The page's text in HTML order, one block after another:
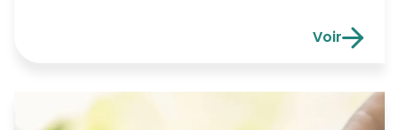
Rougefontaine 40 à 6790 Aubange. Le projet
de la […]
Voir
Avis de